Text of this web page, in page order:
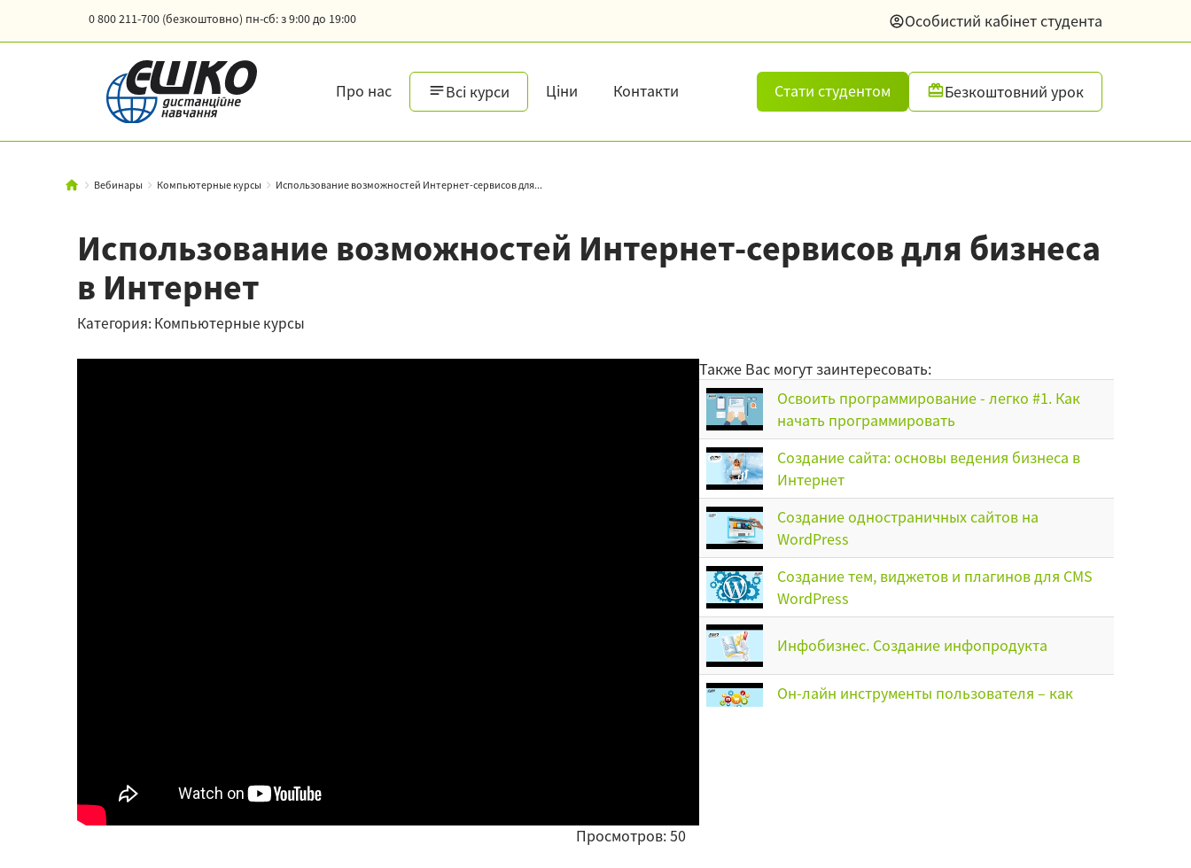
0 800 211-700 (безкоштовно) пн-сб: з 9:00 до 19:00 Особистий кабінет студента
Про нас Всі курси Ціни Контакти Стати студентом Безкоштовний урок
Вебинары Компьютерные курсы Использование возможностей Интернет-сервисов для...
Использование возможностей Интернет-сервисов для бизнеса
в Интернет
Категория: Компьютерные курсы
Просмотров: 50
Также Вас могут заинтересовать:
Освоить программирование - легко #1. Как
начать программировать
Создание сайта: основы ведения бизнеса в
Интернет
Создание одностраничных сайтов на
WordPress
Создание тем, виджетов и плагинов для CMS
WordPress
Инфобизнес. Создание инфопродукта
Он-лайн инструменты пользователя – как